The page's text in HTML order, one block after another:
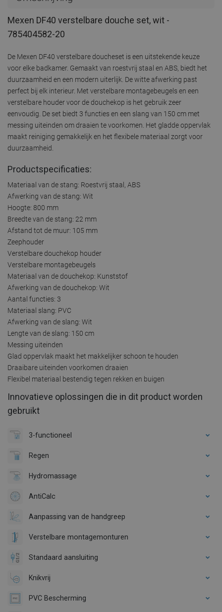
Mexen DF40 verstelbare douche set, wit -
785404582-20
De Mexen DF40 verstelbare doucheset is een uitstekende keuze
voor elke badkamer. Gemaakt van roestvrij staal en ABS, biedt het
duurzaamheid en een modern uiterlijk. De witte afwerking past
perfect bij elk interieur. Met verstelbare montagebeugels en een
verstelbare houder voor de douchekop is het gebruik zeer
eenvoudig. De set biedt 3 functies en een slang van 150 cm met
messing uiteinden om draaien te voorkomen. Het gladde oppervlak
maakt reiniging gemakkelijk en het flexibele materiaal zorgt voor
duurzaamheid.
Productspecificaties:
Materiaal van de stang: Roestvrij staal, ABS
Afwerking van de stang: Wit
Hoogte: 800 mm
Breedte van de stang: 22 mm
Afstand tot de muur: 105 mm
Zeephouder
Verstelbare douchekop houder
Verstelbare montagebeugels
Materiaal van de douchekop: Kunststof
Afwerking van de douchekop: Wit
Aantal functies: 3
Materiaal slang: PVC
Afwerking van de slang: Wit
Lengte van de slang: 150 cm
Messing uiteinden
Glad oppervlak maakt het makkelijker schoon te houden
Draaibare uiteinden voorkomen draaien
Flexibel materiaal bestendig tegen rekken en buigen
Innovatieve oplossingen die in dit product worden
gebruikt
3-functioneel
Regen
Hydromassage
AntiCalc
Aanpassing van de handgreep
Verstelbare montagemonturen
Standaard aansluiting
Knikvrij
PVC Bescherming